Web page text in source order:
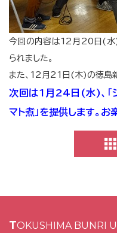
今回の内容は12月20日(水)
られました。
また、12月21日(木)の徳島
次回は1月24日(水)、「
マト煮」を提供します。お
TOKUSHIMA BUNRI UNIVERSITY JUNIOR